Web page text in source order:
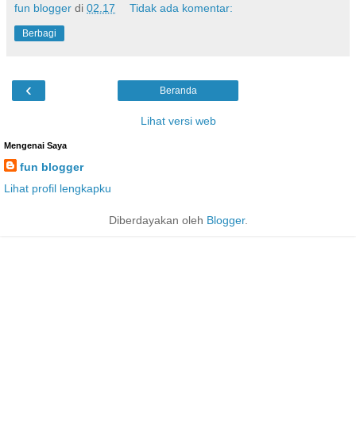
fun blogger di 02.17 Tidak ada komentar:
Berbagi
‹ Beranda
Lihat versi web
Mengenai Saya
fun blogger
Lihat profil lengkapku
Diberdayakan oleh Blogger.